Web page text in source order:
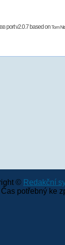
port v2.0.7 based onTom
© Redakční
Čas potřebný ke